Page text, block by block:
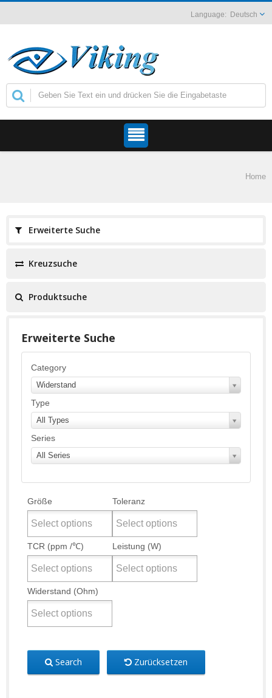
Deutsch
Home
Erweiterte Suche
Kreuzsuche
Produktsuche
Erweiterte Suche
Category
Widerstand
Type
All Types
Series
All Series
Größe Toleranz
TCR (ppm /℃) Leistung (W)
Widerstand (Ohm)
Search Zurücksetzen